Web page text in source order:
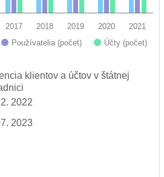
Používatelia (počet) Účty (počet)
2017 2018 2019 2020 2021
klientov a účtov v štátnej
2022
2023